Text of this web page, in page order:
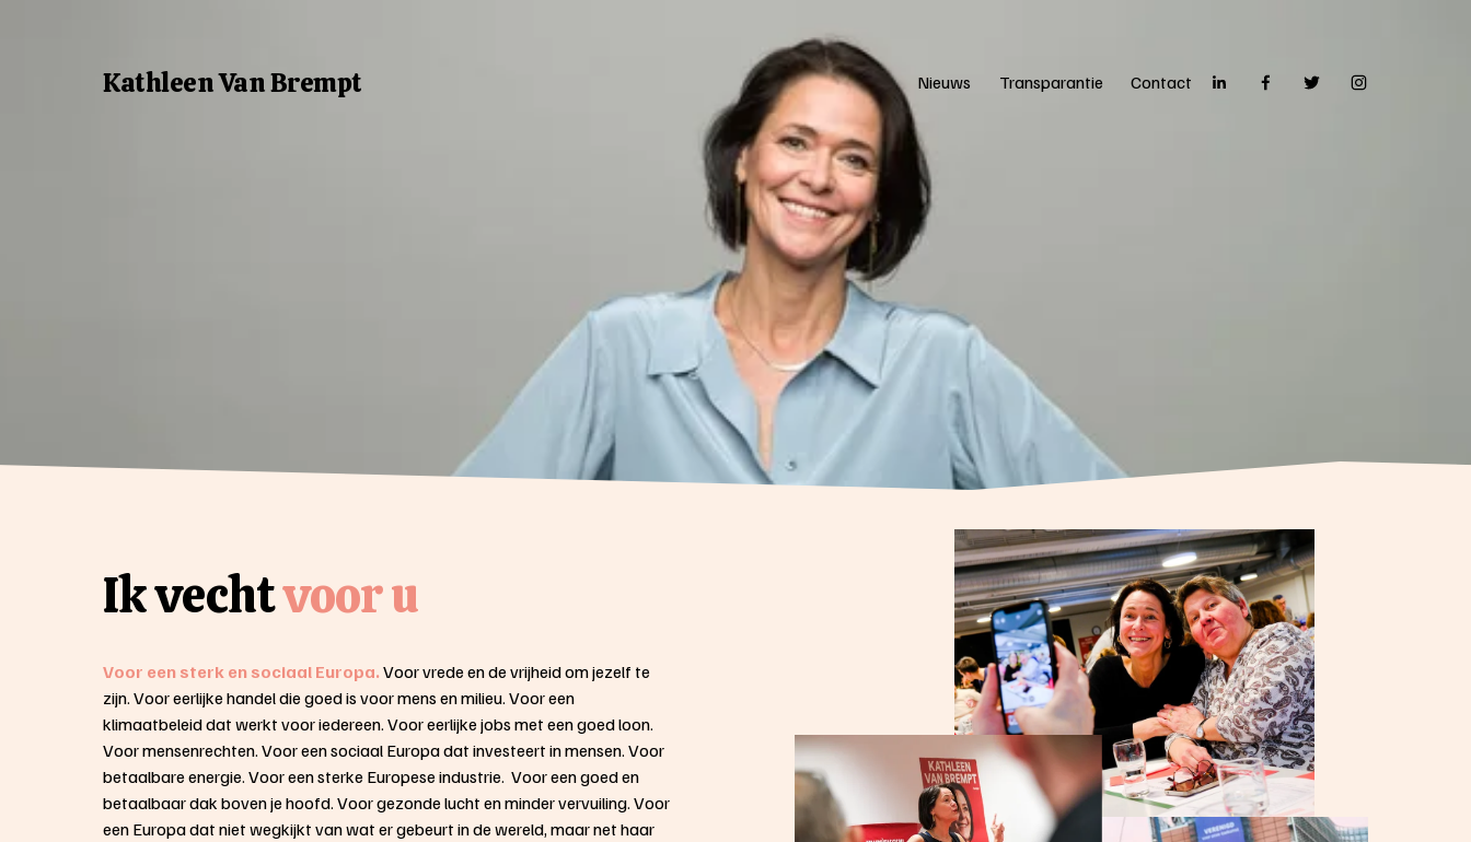
Kathleen Van Brempt Nieuws Transparantie Contact
Ik vecht voor u
Voor een sterk en sociaal Europa. Voor vrede en de vrijheid om jezelf te
zijn. Voor eerlijke handel die goed is voor mens en milieu. Voor een
klimaatbeleid dat werkt voor iedereen. Voor eerlijke jobs met een goed loon.
Voor mensenrechten. Voor een sociaal Europa dat investeert in mensen. Voor
betaalbare energie. Voor een sterke Europese industrie.  Voor een goed en
betaalbaar dak boven je hoofd. Voor gezonde lucht en minder vervuiling. Voor
een Europa dat niet wegkijkt van wat er gebeurt in de wereld, maar net haar